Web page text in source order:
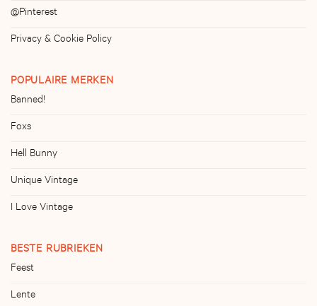
@Pinterest
Privacy & Cookie Policy
POPULAIRE MERKEN
Banned!
Foxs
Hell Bunny
Unique Vintage
I Love Vintage
BESTE RUBRIEKEN
Feest
Lente